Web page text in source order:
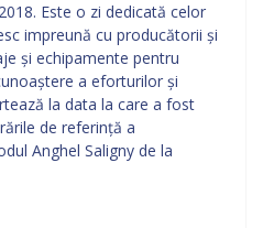
Este o zi dedicată celor
impreună cu producătorii şi
şi echipamente pentru
a eforturilor şi
la data la care a fost
de referinţă a
Anghel Saligny de la